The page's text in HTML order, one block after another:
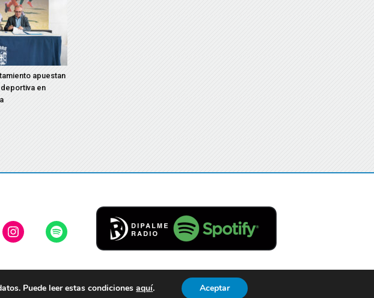
apuestan
en
InstagramSpotify
Contacto Aviso Legal Privacidad
Puede leer estas condicionesaquí. Aceptar